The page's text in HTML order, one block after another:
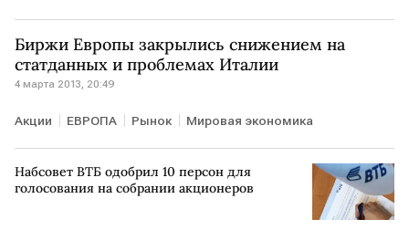
Биржи Европы закрылись снижением на
статданных и проблемах Италии
4 марта 2013, 20:49
Акции ЕВРОПА Рынок Мировая экономика
Набсовет ВТБ одобрил 10 персон для
голосования на собрании акционеров